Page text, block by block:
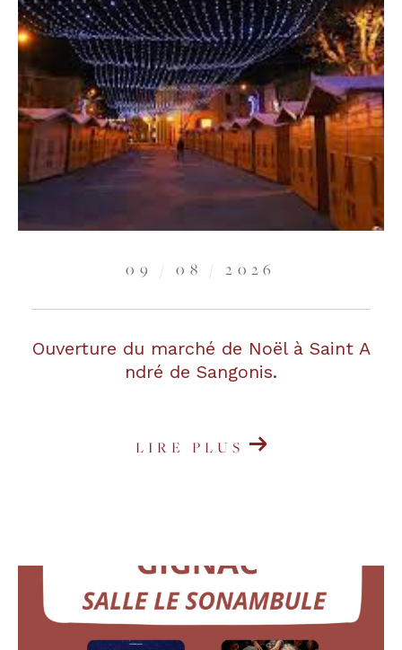
09 / 08 / 2026
Ouverture du marché de Noël à Saint A
ndré de Sangonis.
LIRE PLUS